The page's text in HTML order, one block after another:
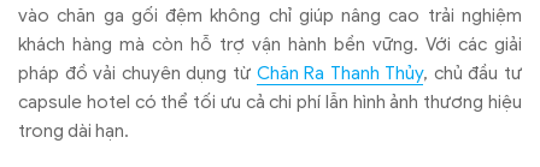
vào chăn ga gối đệm không chỉ giúp nâng cao trải nghiệm
khách hàng mà còn hỗ trợ vận hành bền vững. Với các giải
pháp đồ vải chuyên dụng từ Chăn Ra Thanh Thủy, chủ đầu tư
capsule hotel có thể tối ưu cả chi phí lẫn hình ảnh thương hiệu
trong dài hạn.